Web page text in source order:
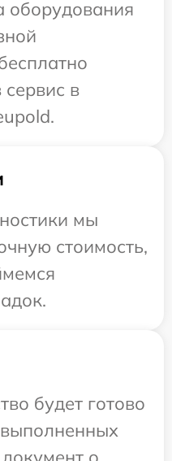
оборудования
в
мы
стоимость,
будет готово